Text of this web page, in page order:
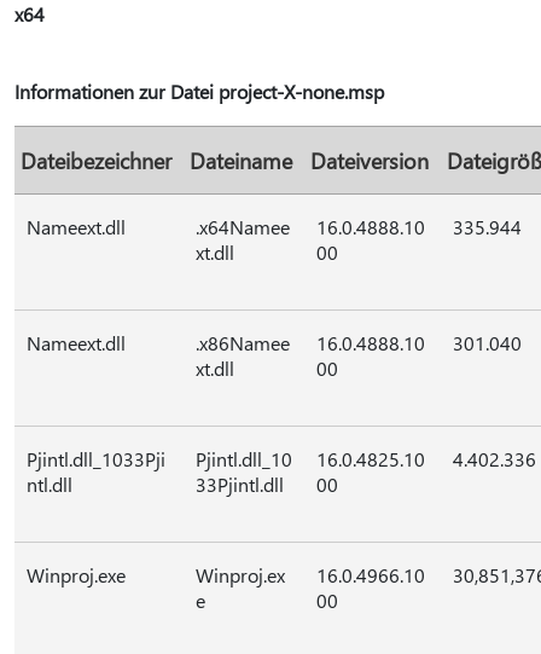
x64
Informationen zur Datei project-X-none.msp
Dateibezeichner Dateiname Dateiversion
Nameext.dll
.x64Namee
xt.dll
16.0.4888.10
00
335.944
Nameext.dll
.x86Namee
xt.dll
16.0.4888.10
00
301.040
Pjintl.dll_1033Pji
ntl.dll
Pjintl.dll_10
33Pjintl.dll
16.0.4825.10
00
4.402.336
Winproj.exe
Winproj.ex
e
16.0.4966.10
00